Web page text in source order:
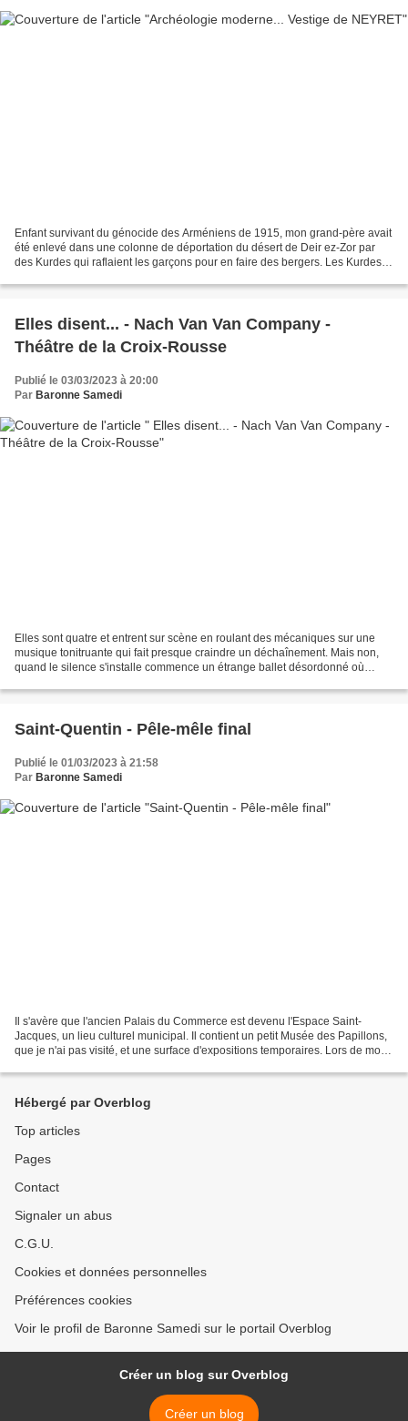
Enfant survivant du génocide des Arméniens de 1915, mon grand-père avait
été enlevé dans une colonne de déportation du désert de Deir ez-Zor par
des Kurdes qui raflaient les garçons pour en faire des bergers. Les Kurdes
Elles disent... - Nach Van Van Company -
Théâtre de la Croix-Rousse
Publié le 03/03/2023 à 20:00
Par Baronne Samedi
Elles sont quatre et entrent sur scène en roulant des mécaniques sur une
musique tonitruante qui fait presque craindre un déchaînement. Mais non,
quand le silence s'installe commence un étrange ballet désordonné où
Saint-Quentin - Pêle-mêle final
Publié le 01/03/2023 à 21:58
Par Baronne Samedi
Il s'avère que l'ancien Palais du Commerce est devenu l'Espace Saint-
Jacques, un lieu culturel municipal. Il contient un petit Musée des Papillons,
que je n'ai pas visité, et une surface d'expositions temporaires. Lors de mon
Hébergé par Overblog
Top articles
Pages
Contact
Signaler un abus
C.G.U.
Cookies et données personnelles
Préférences cookies
Voir le profil de Baronne Samedi sur le portail Overblog
Créer un blog sur Overblog
Créer un blog